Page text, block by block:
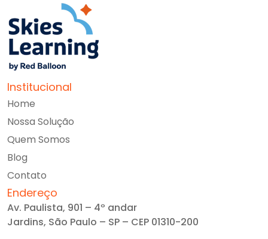
Institucional
Home
Nossa Solução
Quem Somos
Blog
Contato
Endereço
Av. Paulista, 901 – 4º andar
Jardins, São Paulo – SP – CEP 01310-200